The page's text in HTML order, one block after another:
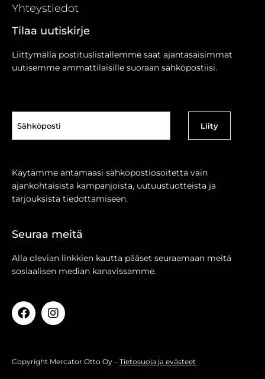
Yhteystiedot
Tilaa uutiskirje
Liittymällä postituslistallemme saat ajantasaisimmat
uutisemme ammattilaisille suoraan sähköpostiisi.
(Pakollinen)
Käytämme antamaasi sähköpostiosoitetta vain
ajankohtaisista kampanjoista, uutuustuotteista ja
tarjouksista tiedottamiseen.
Seuraa meitä
Alla olevian linkkien kautta pääset seuraamaan meitä
sosiaalisen median kanavissamme.
Copyright Mercator Otto Oy – Tietosuoja ja evästeet